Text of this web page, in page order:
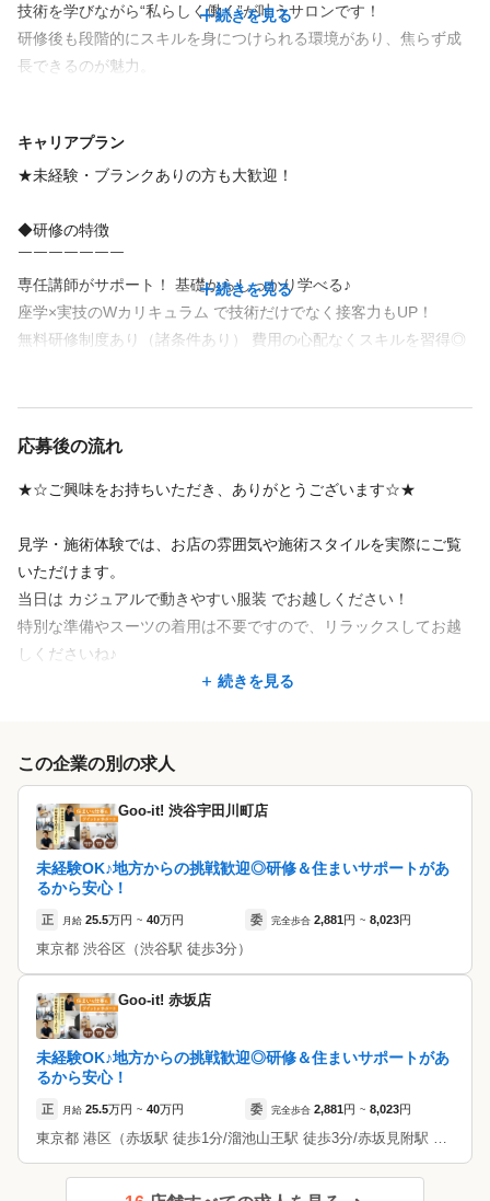
・ 土日休み相談可！
・ Wワーク・副業の方も多数活躍中！(同業も可)
・ 2週間ごとのシフト提出 → 予定が立てやすい♪
「働く」と「休む」のバランスが取れるから、長く続けられま
す！！
仕事内容
【セラピストの具体的な仕事内容】
■ 施術業務
全身もみほぐし・リフレクソロジー・ヘッドほぐしなど、お客様
の体の状態に合わせた施術を行います。
オールハンドの施術でお客様を癒して下さい◎
■ 受付・接客
来店時のご案内や、施術後のアフターカウンセリングを行いま
■ 店舗業務
とつ！！
Goo-it!では、セラピストとしての第一歩を全力でサポートします
・専任講師がサポート！ 基礎からしっかり学べる♪
・座学×実技のWカリキュラム で技術だけでなく接客力もUP！
・【無料】研修制度あり（諸条件あり） 費用の心配なくスキルを
習得◎
・研修日時は自由選択制！ 自分のペースで無理なく学べる
📍研修の概要（場所・期間）
■研修場所
・東京： 秋葉原研修センター
・大阪： 天王寺研修センター
※ 一部、店舗での研修も可能です。
■デビューまでの期間目安
・未経験の方：平均1ヶ月半 … 基礎からじっくり、自分のペース
で確実に自信をつけてからデビューしたい方にオススメです。
・短期集中コース：最短2週間！ … 「とにかく早く稼ぎたい！」
「集中して技術を身につけたい！」という方は、最短2週間でのス
福利厚生
ノルマなし 社会保険完備 独立・開業支援 研修制度あり
副業・WワークOK
福利厚生の詳細
■評価制度により最短1カ月で報酬率アップ
（3ヵ月間は勤務時間に対する報酬保証）
■無料制服貸し出し
■独立支援制度あり
■オープンクローズ手当あり
☆……＜待遇の一例＞……☆
・指名料変更権利（最大1,500円まで変更可能）
・予防接種支援
・施術者保険免除
・振込手数料免除
・独立支援として加盟金50％オフ
※各店舗により若干の変動あり
大手サロン 未経験歓迎 経験者歓迎
主婦・主夫歓迎
技術を学びながら“私らしく働く”が叶うサロンです！
研修後も段階的にスキルを身につけられる環境があり、焦らず成
長できるのが魅力。
一人ひとりの目標やライフスタイルに合わせて、無理なく続けら
れる制度とサポートが整っています。
続きを見る
キャリアプラン
★未経験・ブランクありの方も大歓迎！
◆研修の特徴
￣￣￣￣￣￣￣
専任講師がサポート！ 基礎からしっかり学べる♪
座学×実技のWカリキュラム で技術だけでなく接客力もUP！
無料研修制度あり（諸条件あり） 費用の心配なくスキルを習得◎
続きを見る
応募後の流れ
★☆ご興味をお持ちいただき、ありがとうございます☆★
見学・施術体験では、お店の雰囲気や施術スタイルを実際にご覧
いただけます。
当日は カジュアルで動きやすい服装 でお越しください！
特別な準備やスーツの着用は不要ですので、リラックスしてお越
しくださいね♪
●リジョブの応募フォームよりご応募
↓
●まずは見学と施術体験にお越しください
※履歴書等は不要です
●見学・施術体験を通してお店の雰囲気を確認していただき、
「ぜひ働いてみたい！」と思っていただけた方は面接へ
●採用決定
◎勤務開始
【正社員をご希望の方】
●リジョブの応募フォームよりご応募
続きを見る
この企業の別の求人
Goo-it! 渋谷宇田川町店
未経験OK♪地方からの挑戦歓迎◎研修＆住まいサポートがあ
るから安心！
正 月給 25.5万円 ~ 40万円 委 完全歩合 2,881円 ~ 8,023円
東京都 渋谷区 （渋谷駅 徒歩3分）
Goo-it! 赤坂店
未経験OK♪地方からの挑戦歓迎◎研修＆住まいサポートがあ
るから安心！
正 月給 25.5万円 ~ 40万円 委 完全歩合 2,881円 ~ 8,023円
東京都 港区 （赤坂駅 徒歩1分/溜池山王駅 徒歩3分/赤坂見附駅 徒歩7分）